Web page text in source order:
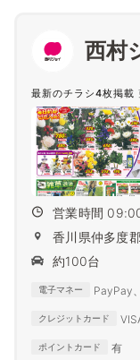
西村
最新のチラシ4枚掲載
営業時間
香川県仲多度
約100台
電子マネー PayPay
クレジットカード
ポイントカード 有